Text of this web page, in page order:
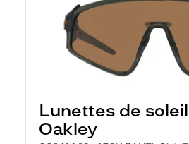
Lunettes de soleil
Oakley